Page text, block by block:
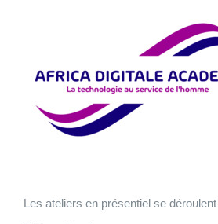
Les ateliers en présentiel se